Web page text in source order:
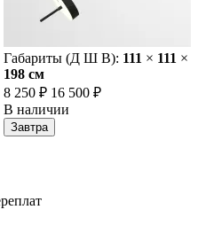
Габариты (Д Ш В): 111 × 111 ×
198 cм
8 250 ₽ 16 500 ₽
В наличии
Завтра